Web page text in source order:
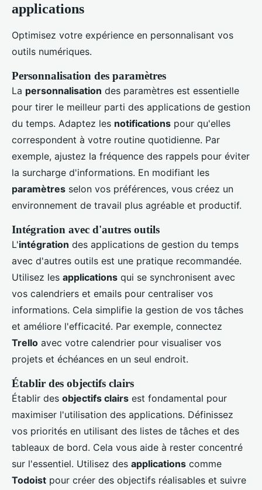
applications
Optimisez votre expérience en personnalisant vos
outils numériques.
Personnalisation des paramètres
La personnalisation des paramètres est essentielle
pour tirer le meilleur parti des applications de gestion
du temps. Adaptez les notifications pour qu'elles
correspondent à votre routine quotidienne. Par
exemple, ajustez la fréquence des rappels pour éviter
la surcharge d'informations. En modifiant les
paramètres selon vos préférences, vous créez un
environnement de travail plus agréable et productif.
Intégration avec d'autres outils
L'intégration des applications de gestion du temps
avec d'autres outils est une pratique recommandée.
Utilisez les applications qui se synchronisent avec
vos calendriers et emails pour centraliser vos
informations. Cela simplifie la gestion de vos tâches
et améliore l'efficacité. Par exemple, connectez
Trello avec votre calendrier pour visualiser vos
projets et échéances en un seul endroit.
Établir des objectifs clairs
Établir des objectifs clairs est fondamental pour
maximiser l'utilisation des applications. Définissez
vos priorités en utilisant des listes de tâches et des
tableaux de bord. Cela vous aide à rester concentré
sur l'essentiel. Utilisez des applications comme
Todoist pour créer des objectifs réalisables et suivre